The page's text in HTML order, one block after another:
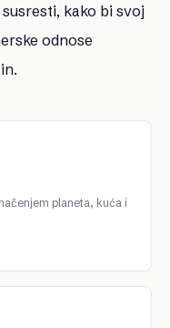
kako bi svoj
odnose
planeta, kuća i